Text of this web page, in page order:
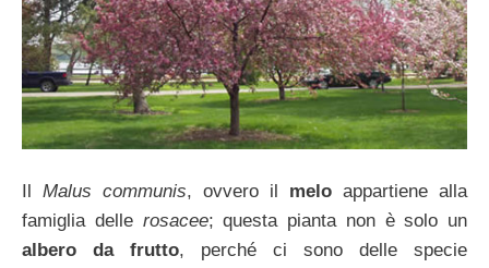
Malus communis, ovvero il melo appartiene alla
famiglia delle rosacee; questa pianta non è solo un
albero da frutto, perché ci sono delle specie